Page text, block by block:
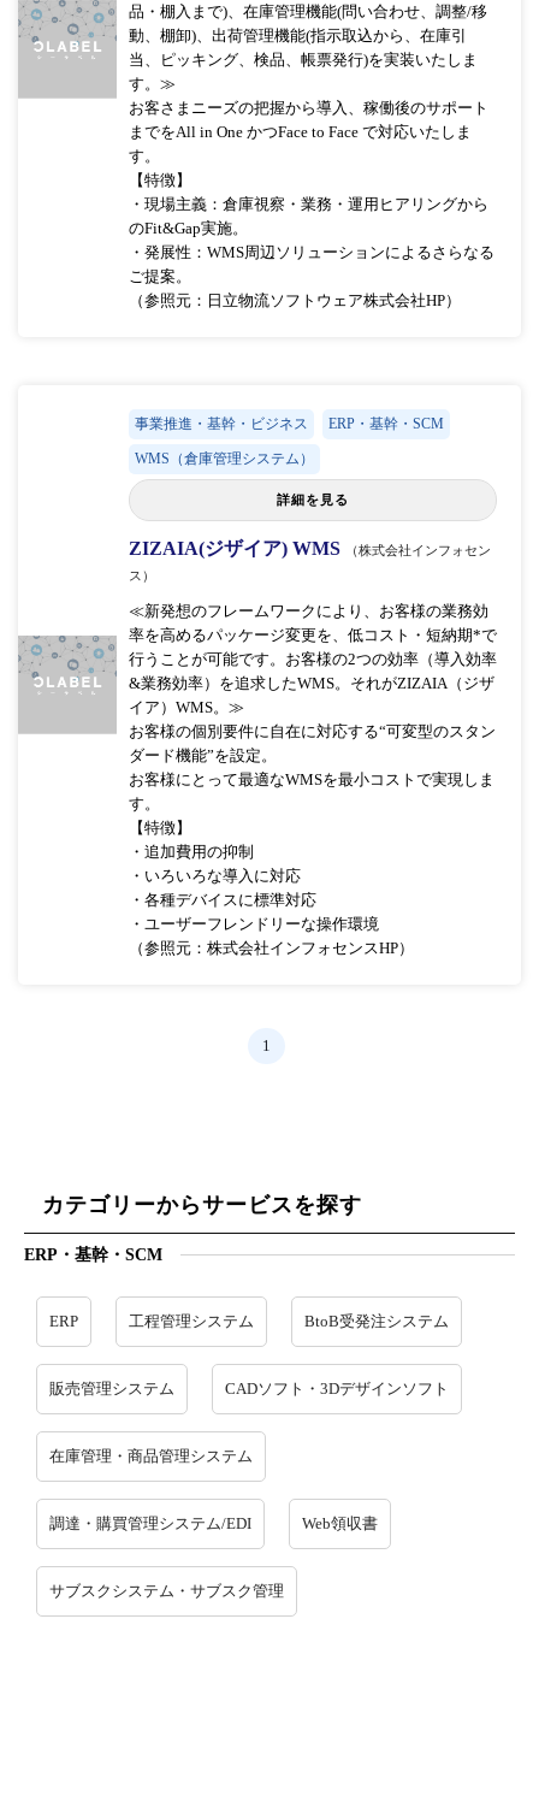
品・棚入まで)、在庫管理機能(問い合わせ、調整/移
動、棚卸)、出荷管理機能(指示取込から、在庫引
当、ピッキング、検品、帳票発行)を実装いたしま
す。≫
お客さまニーズの把握から導入、稼働後のサポート
までをAll in One かつFace to Face で対応いたしま
す。
【特徴】
・現場主義：倉庫視察・業務・運用ヒアリングから
のFit&Gap実施。
・発展性：WMS周辺ソリューションによるさらなる
ご提案。
（参照元：日立物流ソフトウェア株式会社HP）
事業推進・基幹・ビジネス ERP・基幹・SCM
WMS（倉庫管理システム）
詳細を見る
ZIZAIA(ジザイア) WMS
（株式会社インフォセン
ス）
≪新発想のフレームワークにより、お客様の業務効
率を高めるパッケージ変更を、低コスト・短納期*で
行うことが可能です。お客様の2つの効率（導入効率
&業務効率）を追求したWMS。それがZIZAIA（ジザ
イア）WMS。≫
お客様の個別要件に自在に対応する“可変型のスタン
ダード機能”を設定。
お客様にとって最適なWMSを最小コストで実現しま
す。
【特徴】
・追加費用の抑制
・いろいろな導入に対応
・各種デバイスに標準対応
・ユーザーフレンドリーな操作環境
（参照元：株式会社インフォセンスHP）
1
カテゴリーからサービスを探す
ERP・基幹・SCM
ERP 工程管理システム BtoB受発注システム
販売管理システム CADソフト・3Dデザインソフト
在庫管理・商品管理システム
調達・購買管理システム/EDI Web領収書
サブスクシステム・サブスク管理